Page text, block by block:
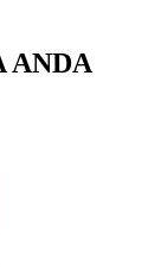
ANDA